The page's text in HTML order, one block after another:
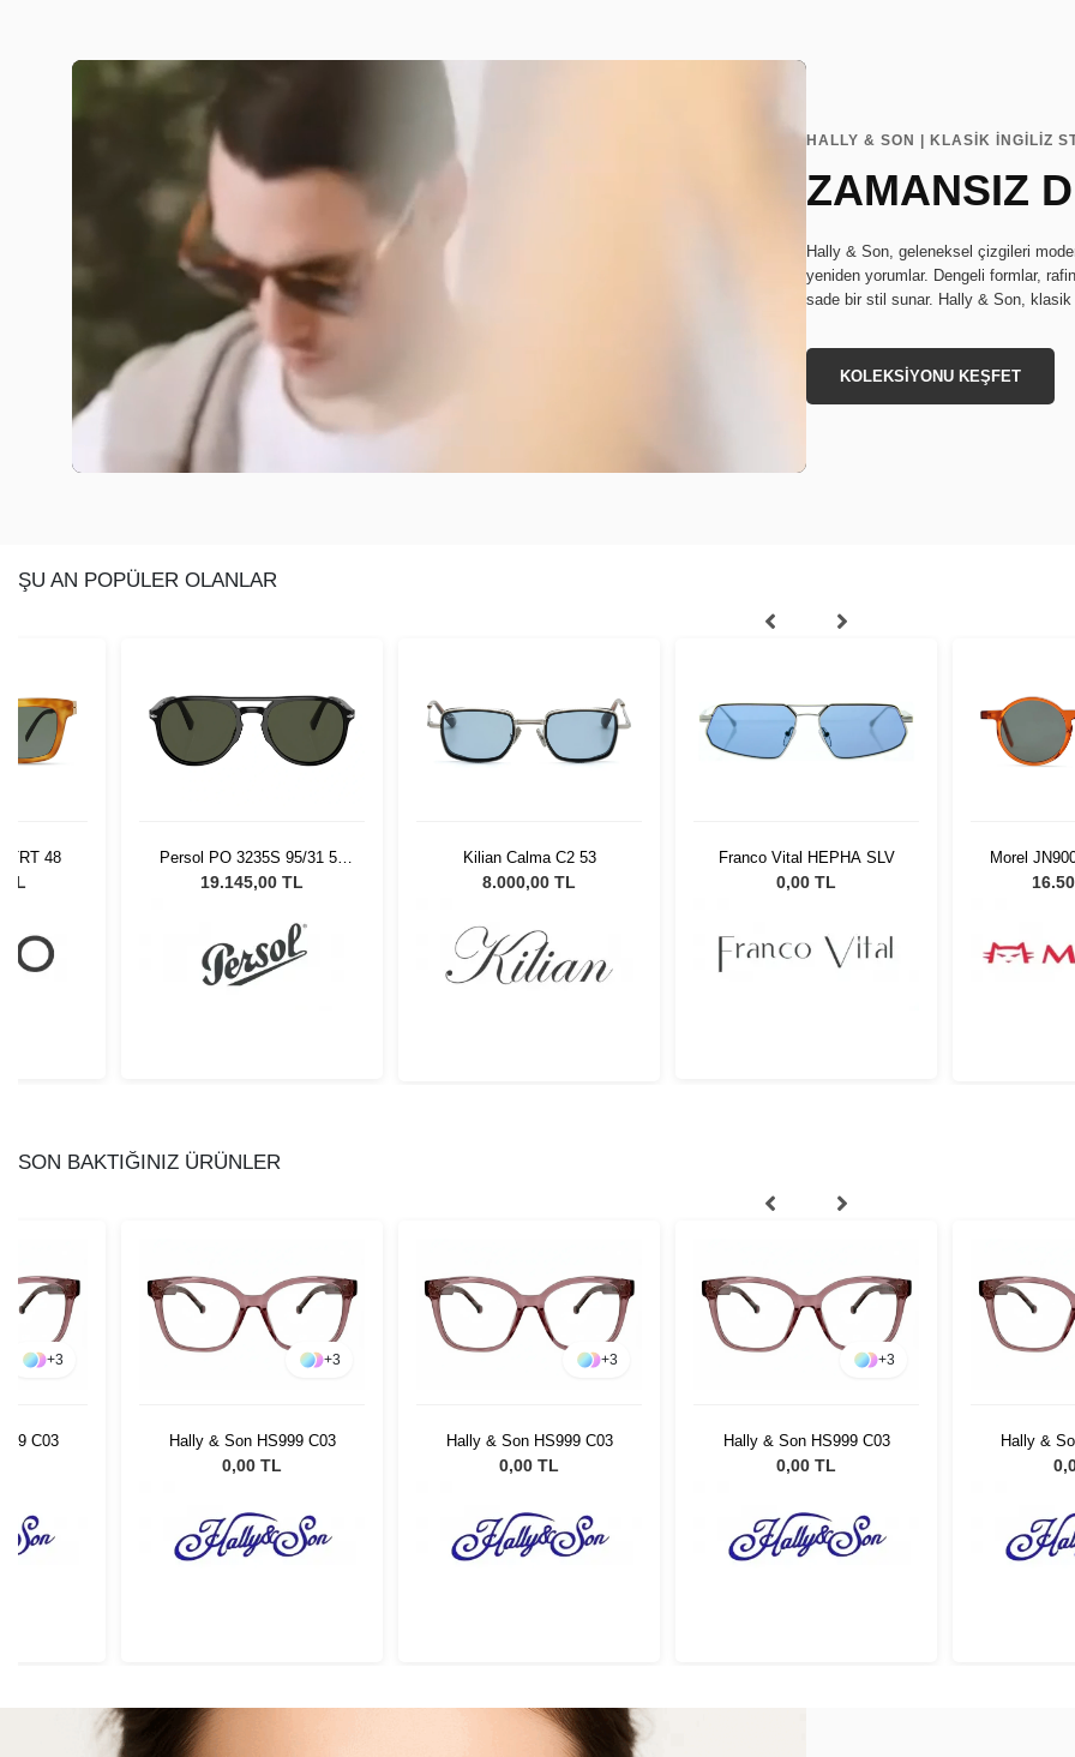
HALLY & SON | KLASİK İNGİLİZ
ZAMANSIZ
Hally & Son, geleneksel çizgileri
yeniden yorumlar. Dengeli formlar,
sade bir stil sunar. Hally & Son, klasik
KOLEKSİYONU KEŞFET
ŞU AN POPÜLER OLANLAR
48
TL
Persol PO 3235S 95/31 55
Unisex Güneş Gözlüğü
19.145,00 TL
Kilian Calma C2 53
8.000,00 TL
Franco Vital HEPHA SLV
0,00 TL
Morel
SON BAKTIĞINIZ ÜRÜNLER
+3
C03
+3
Hally & Son HS999 C03
0,00 TL
+3
Hally & Son HS999 C03
0,00 TL
+3
Hally & Son HS999 C03
0,00 TL
Hally &